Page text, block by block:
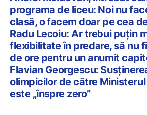
programa de liceu: Noi nu
clasă, o facem doar pe cea
Radu Lecoiu: Ar trebui puțin
flexibilitate în predare, să nu
de ore pentru un anumit
Flavian Georgescu:
olimpicilor de către
este „înspre zero”